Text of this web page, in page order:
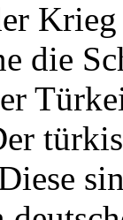
die